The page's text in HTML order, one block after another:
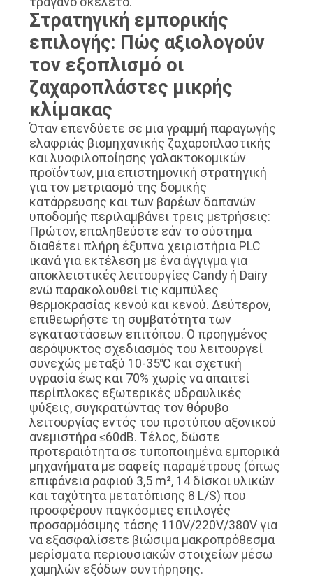
Στρατηγική εμπορικής
επιλογής: Πώς αξιολογούν
τον εξοπλισμό οι
ζαχαροπλάστες μικρής
κλίμακας
Όταν επενδύετε σε μια γραμμή παραγωγής
ελαφριάς βιομηχανικής ζαχαροπλαστικής
και λυοφιλοποίησης γαλακτοκομικών
προϊόντων, μια επιστημονική στρατηγική
για τον μετριασμό της δομικής
κατάρρευσης και των βαρέων δαπανών
υποδομής περιλαμβάνει τρεις μετρήσεις:
Πρώτον, επαληθεύστε εάν το σύστημα
διαθέτει πλήρη έξυπνα χειριστήρια PLC
ικανά για εκτέλεση με ένα άγγιγμα για
αποκλειστικές λειτουργίες Candy ή Dairy
ενώ παρακολουθεί τις καμπύλες
θερμοκρασίας κενού και κενού. Δεύτερον,
επιθεωρήστε τη συμβατότητα των
εγκαταστάσεων επιτόπου. Ο προηγμένος
αερόψυκτος σχεδιασμός του λειτουργεί
συνεχώς μεταξύ 10-35℃ και σχετική
υγρασία έως και 70% χωρίς να απαιτεί
περίπλοκες εξωτερικές υδραυλικές
ψύξεις, συγκρατώντας τον θόρυβο
λειτουργίας εντός του προτύπου αξονικού
ανεμιστήρα ≤60dB. Τέλος, δώστε
προτεραιότητα σε τυποποιημένα εμπορικά
μηχανήματα με σαφείς παραμέτρους (όπως
επιφάνεια ραφιού 3,5 m², 14 δίσκοι υλικών
και ταχύτητα μετατόπισης 8 L/S) που
προσφέρουν παγκόσμιες επιλογές
προσαρμόσιμης τάσης 110V/220V/380V για
να εξασφαλίσετε βιώσιμα μακροπρόθεσμα
μερίσματα περιουσιακών στοιχείων μέσω
χαμηλών εξόδων συντήρησης.